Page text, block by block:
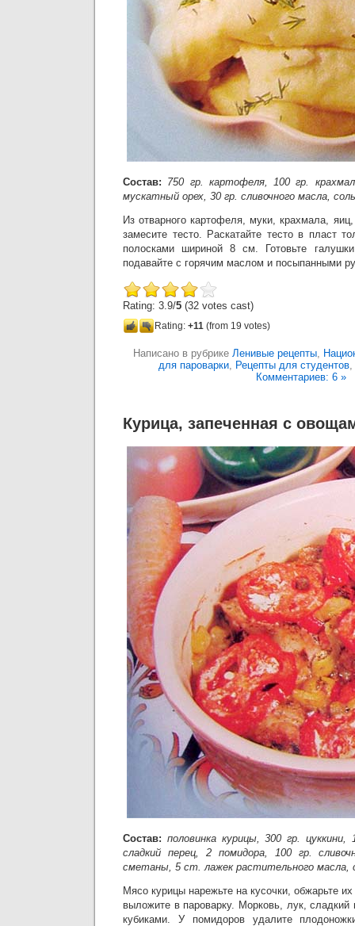
Состав: 750 гр. картофеля, 100 гр.
мускатный орех, 30 гр. сливочного масла,
Из отварного картофеля, муки, крахмала,
замесите тесто. Раскатайте тесто в пласт
полосками шириной 8 см. Готовьте
подавайте с горячим маслом и посыпанными
Rating: 3.9/5 (32 votes cast)
Rating: +11 (from 19 votes)
Написано в рубрике Ленивые рецепты,
для пароварки, Рецепты для студентов,
Комментариев: 6 »
Курица, запеченная с
Состав: половинка курицы, 300 гр.
сладкий перец, 2 помидора, 100 гр.
сметаны, 5 ст. лажек растительного масла,
Мясо курицы нарежьте на кусочки, обжарьте
выложите в пароварку. Морковь, лук, сладкий
кубиками. У помидоров удалите